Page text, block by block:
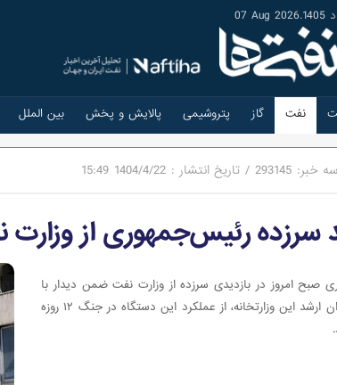
.
07 Aug 2026
نفت گاز پتروشیمی پالایش و پخش بین الملل
خبر: 293145
/ تاریخ انتشار : 1404/4/22
15:49
سرزده رئیس‌جمهوری از
صبح امروز در بازدیدی سرزده از وزارت نفت ضمن دیدار با
وزیر و مدیران ارشد این وزارتخانه، از عملکرد این دستگاه در جنگ ۱۲ روزه